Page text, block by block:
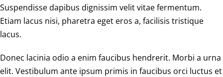
Suspendisse dapibus dignissim velit vitae fermentum.
Etiam lacus nisi, pharetra eget eros a, facilisis tristique
lacus.
Donec lacinia odio a enim faucibus hendrerit. Morbi a urna
elit. Vestibulum ante ipsum primis in faucibus orci luctus et